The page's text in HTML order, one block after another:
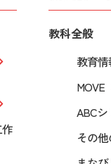
教科全般
教育
MOVE
ABC
その